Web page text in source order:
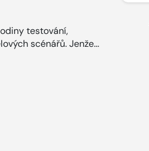
testování,
scénářů. Jenže...